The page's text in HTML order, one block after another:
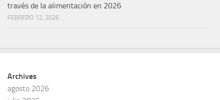
través de la alimentación en 2026
FEBRERO 12, 2026
Archives
agosto 2026